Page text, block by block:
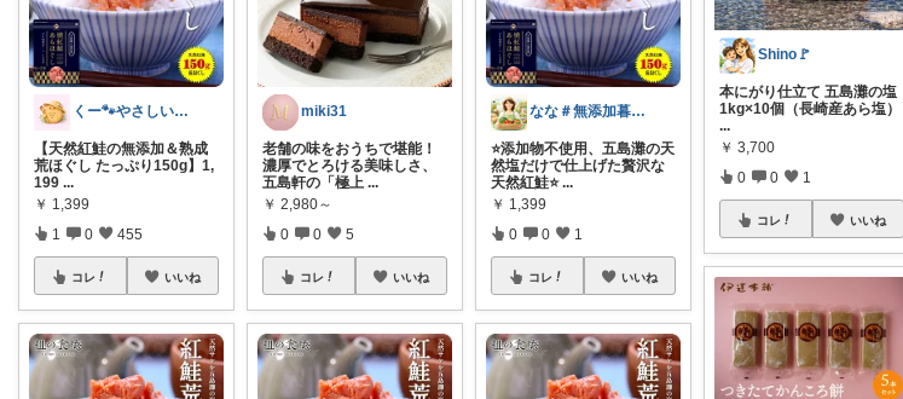
くー🐾やさしいものと健やか暮らし☕️
【天然紅鮭の無添加＆熟成
荒ほぐし たっぷり150g】1,
199 ...
￥ 1,399
1 0 455
コレ いいね
miki31
老舗の味をおうちで堪能！
濃厚でとろける美味しさ、
五島軒の「極上 ...
￥ 2,980～
0 0 5
コレ いいね
なな＃無添加暮らし🏠
⭐️添加物不使用、五島灘の天
然塩だけで仕上げた贅沢な
天然紅鮭⭐ ...
￥ 1,399
0 0 1
コレ いいね
Shino🚩
本にがり仕立て 五島灘の塩
1kg×10個（長崎産あら塩）
...
￥ 3,700
0 0 1
コレ いいね